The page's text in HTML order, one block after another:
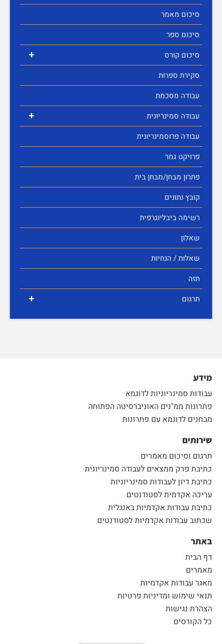
סיכום מאמר
סיכום ספר
+
סיכום קורס
סקירת ספרות
עבודה מסכמת
+
עבודה סמינריונית
עבודה פרוסמינריונית
פרויקט גמר
פתרון מבחן/מבחן בית
קובץ נתונים
רשימה ביבליוגרפית
שאלון
שאלות / הנחיות
תזה
+ תרגום
מידע
עבודות סמינריוניות לדוגמא
פתרונות ממ"נים האוניברסיטה הפתוחה
מבחנים לדוגמא עם פתרונות
שירותים
תרגום וסיכום מאמרים
כתיבת פרק ממצאים לעבודה סמינריונית
כתיבת דיון לעבודות סמינריוניות
עריכה אקדמית לסטודנטים
כתיבת עבודות אקדמיות באנגלית
שכתוב עבודות אקדמיות לסטודנטים
באתר
דף הבית
מאמרים
מאגר עבודות אקדמיות
תנאי שימוש ומדיניות פרטיות
הצהרת נגישות
כל הקורסים